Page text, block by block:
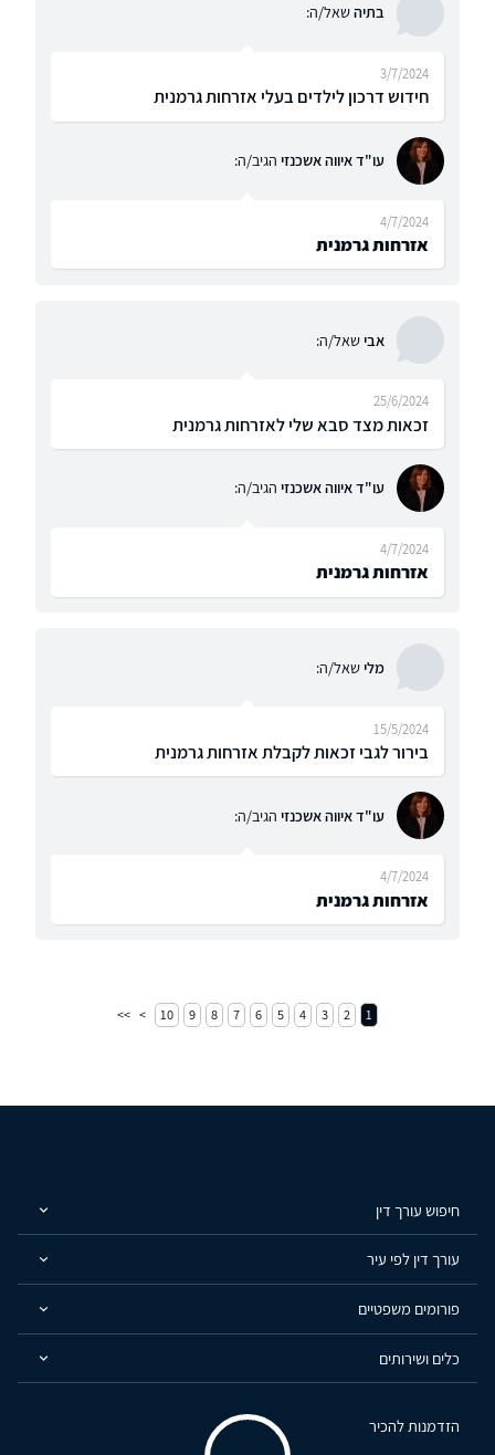
בתיהשאל/ה:
חידוש דרכון לילדים בעלי אזרחות גרמנית
3/7/2024
עו"ד איווה אשכנזי הגיב/ה:
אזרחות גרמנית
4/7/2024
אבישאל/ה:
זכאות מצד סבא שלי לאזרחות גרמנית
25/6/2024
עו"ד איווה אשכנזי הגיב/ה:
אזרחות גרמנית
4/7/2024
מלישאל/ה:
בירור לגבי זכאות לקבלת אזרחות גרמנית
15/5/2024
עו"ד איווה אשכנזי הגיב/ה:
אזרחות גרמנית
4/7/2024
1
2
3
4
5
6
7
8
9
10
חיפוש עורך דין
עורך דין לפי עיר
פורומים משפטיים
כלים ושירותים
הזדמנות להכיר